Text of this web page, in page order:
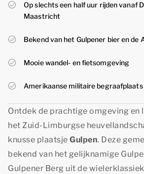
Op slechts een half uur rijden vanaf
Maastricht
Bekend van het Gulpener bier en de
Mooie wandel- en fietsomgeving
Amerikaanse militaire begraafplaats
Ontdek de prachtige omgeving en
het Zuid-Limburgse
knusse plaatsje Gulpen. Deze
bekend van het gelijknamige
Gulpener Berg uit de